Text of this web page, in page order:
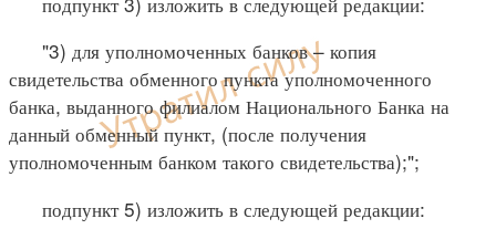
"3) для уполномоченных банков – копия
свидетельства обменного пункта уполномоченного
банка, выданного филиалом Национального Банка на
данный обменный пункт, (после получения
уполномоченным банком такого свидетельства);";
подпункт 5) изложить в следующей редакции: